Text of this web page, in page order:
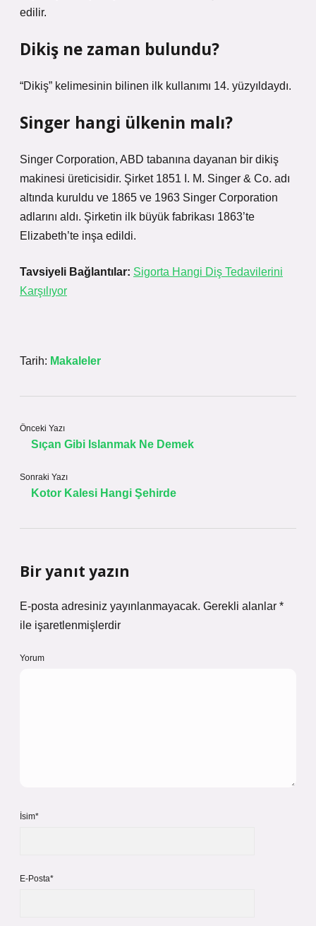
edilir.
Dikiş ne zaman bulundu?
“Dikiş” kelimesinin bilinen ilk kullanımı 14. yüzyıldaydı.
Singer hangi ülkenin malı?
Singer Corporation, ABD tabanına dayanan bir dikiş
makinesi üreticisidir. Şirket 1851 I. M. Singer & Co. adı
altında kuruldu ve 1865 ve 1963 Singer Corporation
adlarını aldı. Şirketin ilk büyük fabrikası 1863’te
Elizabeth’te inşa edildi.
Tavsiyeli Bağlantılar: Sigorta Hangi Diş Tedavilerini
Karşılıyor
Tarih: Makaleler
Önceki Yazı
Sıçan Gibi Islanmak Ne Demek
Sonraki Yazı
Kotor Kalesi Hangi Şehirde
Bir yanıt yazın
E-posta adresiniz yayınlanmayacak. Gerekli alanlar *
ile işaretlenmişlerdir
Yorum
İsim*
E-Posta*